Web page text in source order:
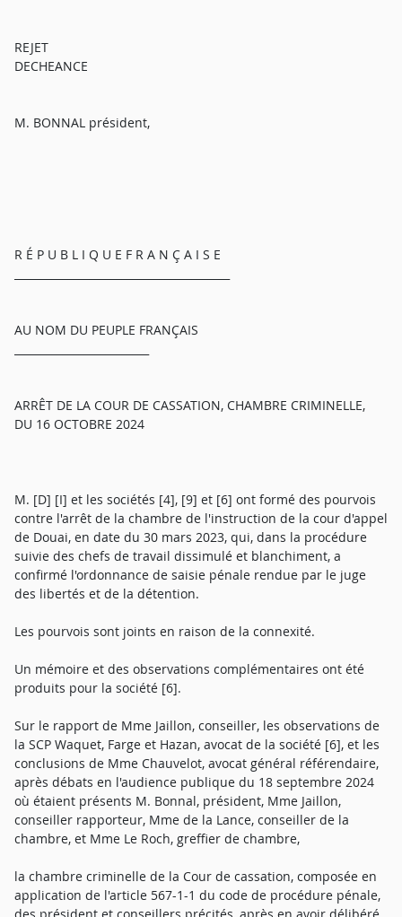
REJET
DECHEANCE
M. BONNAL président,
R É P U B L I Q U E F R A N Ç A I S E
AU NOM DU PEUPLE FRANÇAIS
ARRÊT DE LA COUR DE CASSATION, CHAMBRE CRIMINELLE,
DU 16 OCTOBRE 2024
M. [D] [I] et les sociétés [4], [9] et [6] ont formé des pourvois
contre l'arrêt de la chambre de l'instruction de la cour d'appel
de Douai, en date du 30 mars 2023, qui, dans la procédure
suivie des chefs de travail dissimulé et blanchiment, a
confirmé l'ordonnance de saisie pénale rendue par le juge
des libertés et de la détention.
Les pourvois sont joints en raison de la connexité.
Un mémoire et des observations complémentaires ont été
produits pour la société [6].
Sur le rapport de Mme Jaillon, conseiller, les observations de
la SCP Waquet, Farge et Hazan, avocat de la société [6], et les
conclusions de Mme Chauvelot, avocat général référendaire,
après débats en l'audience publique du 18 septembre 2024
où étaient présents M. Bonnal, président, Mme Jaillon,
conseiller rapporteur, Mme de la Lance, conseiller de la
chambre, et Mme Le Roch, greffier de chambre,
la chambre criminelle de la Cour de cassation, composée en
application de l'article 567-1-1 du code de procédure pénale,